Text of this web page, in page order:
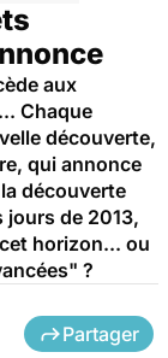
aux
Chaque
découverte,
qui annonce
découverte
de 2013,
horizon... ou
?
Partager